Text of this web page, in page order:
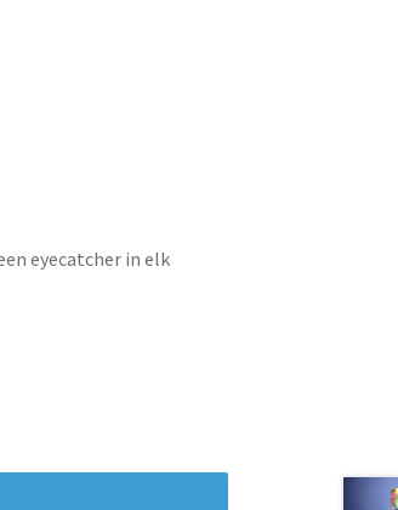
eyecatcher in elk